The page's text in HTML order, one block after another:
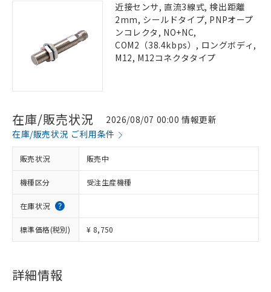
近接センサ, 直流3線式, 検出距離
2mm, シールドタイプ, PNPオープ
ンコレクタ, NO+NC,
COM2（38.4kbps）, ロングボディ,
M12, M12コネクタタイプ
在庫/販売状況
2026/08/07 00:00 情報更新
在庫/販売状況 ご利用条件
販売状況 販売中
機種区分 受注生産機種
在庫状況
標準価格(税別) ¥ 8,750
詳細情報